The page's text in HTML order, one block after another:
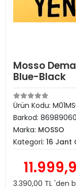
Mosso
Blue-Black
Ürün Kodu:
Barkod:
Marka: MOSSO
Kategori: 16 Jant
3.390,00 TL 'den